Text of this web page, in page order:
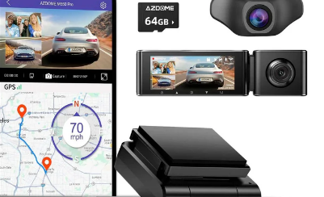
van video's via de telefoon eenvoudig is, kan
De video bestanden zijn vaak erg groot, soms wel
video's raden we daarom aan deze direct op de
aan te sluiten.